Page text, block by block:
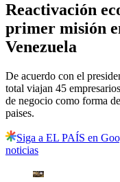
Reactivación
primer misión
Venezuela
De acuerdo con el
total viajan 45
de negocio como forma
paises.
Siga a EL PAÍS en
noticias